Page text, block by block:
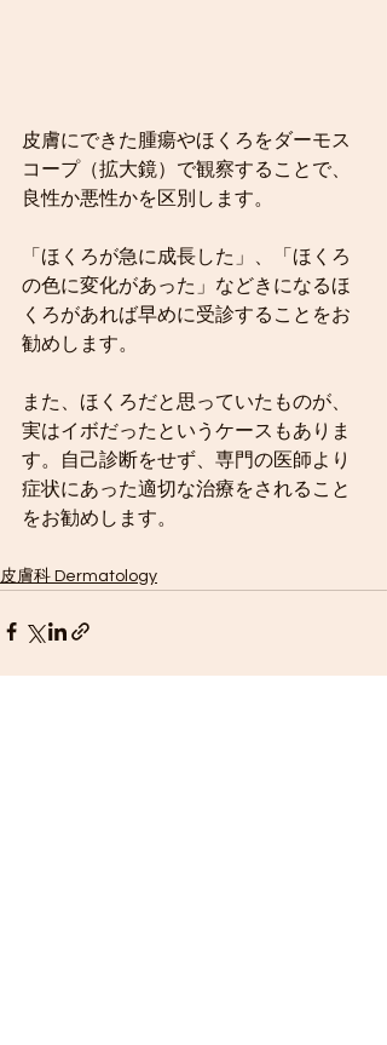
皮膚にできた腫瘍やほくろをダーモス
コープ（拡大鏡）で観察することで、
良性か悪性かを区別します。
「ほくろが急に成長した」、「ほくろ
の色に変化があった」などきになるほ
くろがあれば早めに受診することをお
勧めします。
また、ほくろだと思っていたものが、
実はイボだったというケースもありま
す。自己診断をせず、専門の医師より
症状にあった適切な治療をされること
をお勧めします。
皮膚科 Dermatology